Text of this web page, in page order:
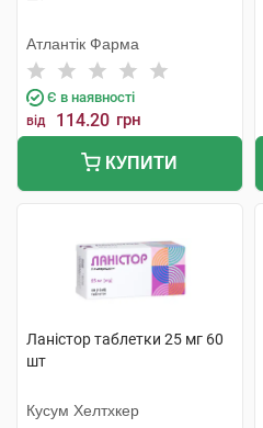
Атлантік Фарма
Є в наявності
від 114.20 грн
КУПИТИ
Ланістор таблетки 25 мг 60
шт
Кусум Хелтхкер